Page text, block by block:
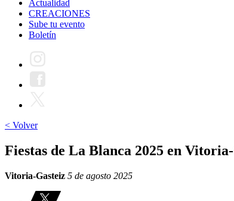
Actualidad
CREACIONES
Sube tu evento
Boletín
< Volver
Fiestas de La Blanca 2025 en
Vitoria-Gasteiz 5 de agosto 2025